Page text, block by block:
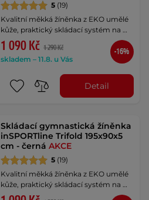
5 (19)
Kvalitní měkká žíněnka z EKO umělé
kůže, praktický skládací systém na …
1 090 Kč 1 290 Kč
skladem – 11.8. u Vás
-16%
Detail
Skládací gymnastická žíněnka
inSPORTline Trifold 195x90x5
cm - černáAKCE
5 (19)
Kvalitní měkká žíněnka z EKO umělé
kůže, praktický skládací systém na …